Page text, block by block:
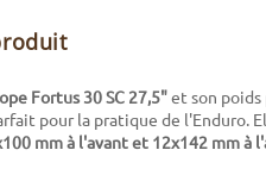
Fortus 30 SC 27,5"et son
pour la pratique de l'Enduro.
mm à l'avant et 12x142 mm à